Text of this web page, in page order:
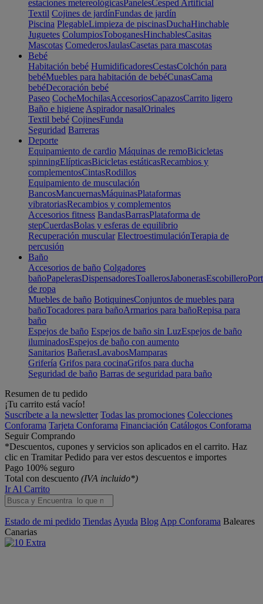
estaciones metereológicasPanelesCesped Artificial
Textil Cojines de jardínFundas de jardín
Piscina PlegableLimpieza de piscinasDuchaHinchable
Juguetes ColumpiosToboganesHinchablesCasitas
Mascotas ComederosJaulasCasetas para mascotas
Bebé
Habitación bebé HumidificadoresCestasColchón para
bebéMuebles para habitación de bebéCunasCama
bebéDecoración bebé
Paseo CocheMochilasAccesoriosCapazosCarrito ligero
Baño e higiene Aspirador nasalOrinales
Textil bebé CojinesFunda
Seguridad Barreras
Deporte
Equipamiento de cardio Máquinas de remoBicicletas
spinningElípticasBicicletas estáticasRecambios y
complementosCintasRodillos
Equipamiento de musculación
BancosMancuernasMáquinasPlataformas
vibratoriasRecambios y complementos
Accesorios fitness BandasBarrasPlataforma de
stepCuerdasBolas y esferas de equilibrio
Recuperación muscular ElectroestimulaciónTerapia de
percusión
Baño
Accesorios de baño Colgadores
bañoPapelerasDispensadoresToallerosJabonerasEscobillero
de ropa
Muebles de baño BotiquinesConjuntos de muebles para
bañoTocadores para bañoArmarios para bañoRepisa para
baño
Espejos de baño Espejos de baño sin LuzEspejos de baño
iluminadosEspejos de baño con aumento
Sanitarios BañerasLavabosMamparas
Grifería Grifos para cocinaGrifos para ducha
Seguridad de baño Barras de seguridad para baño
Resumen de tu pedido
¡Tu carrito está vacío!
Suscríbete a la newsletter Todas las promociones Colecciones
Conforama Tarjeta Conforama Financiación Catálogos Conforama
Seguir Comprando
*Descuentos, cupones y servicios son aplicados en el carrito. Haz
clic en Tramitar Pedido para ver estos descuentos e importes
Pago 100% seguro
Total con descuento (IVA incluido*)
Ir Al Carrito
Estado de mi pedido Tiendas Ayuda Blog App Conforama Baleares
Canarias